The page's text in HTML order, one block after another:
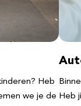
Heb
we je de Heb